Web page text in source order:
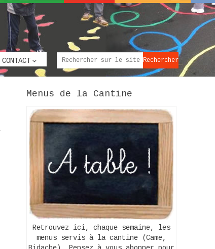
CONTACT
Menus de la Cantine
Retrouvez ici, chaque semaine, les
menus servis à la cantine (Came,